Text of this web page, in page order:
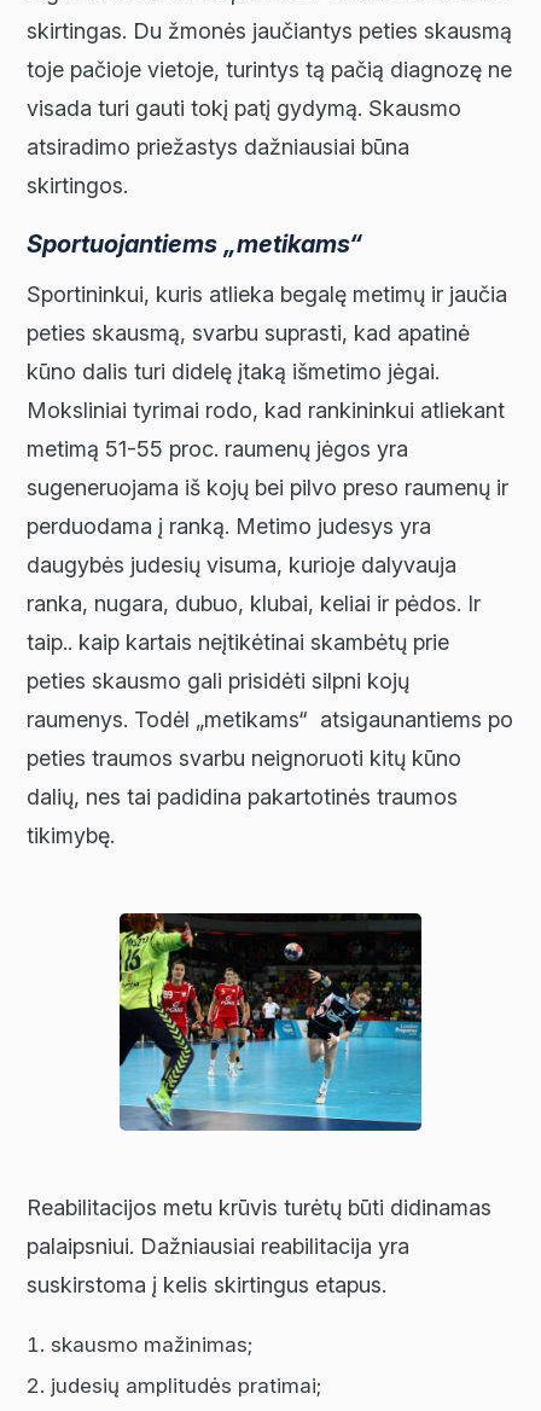
skirtingas. Du žmonės jaučiantys peties skausmą
toje pačioje vietoje, turintys tą pačią diagnozę ne
visada turi gauti tokį patį gydymą. Skausmo
atsiradimo priežastys dažniausiai būna
skirtingos.
Sportuojantiems „metikams“
Sportininkui, kuris atlieka begalę metimų ir jaučia
peties skausmą, svarbu suprasti, kad apatinė
kūno dalis turi didelę įtaką išmetimo jėgai.
Moksliniai tyrimai rodo, kad rankininkui atliekant
metimą 51-55 proc. raumenų jėgos yra
sugeneruojama iš kojų bei pilvo preso raumenų ir
perduodama į ranką. Metimo judesys yra
daugybės judesių visuma, kurioje dalyvauja
ranka, nugara, dubuo, klubai, keliai ir pėdos. Ir
taip.. kaip kartais neįtikėtinai skambėtų prie
peties skausmo gali prisidėti silpni kojų
raumenys. Todėl „metikams“ atsigaunantiems po
peties traumos svarbu neignoruoti kitų kūno
dalių, nes tai padidina pakartotinės traumos
tikimybę.
Reabilitacijos metu krūvis turėtų būti didinamas
palaipsniui. Dažniausiai reabilitacija yra
suskirstoma į kelis skirtingus etapus.
skausmo mažinimas;
judesių amplitudės pratimai;